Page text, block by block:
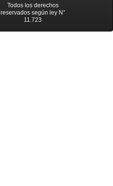
Todos los derechos
reservados según ley N°
11.723